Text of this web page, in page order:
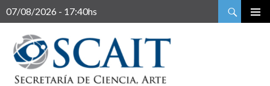
07/08/2026 - 17:40hs
Buscar